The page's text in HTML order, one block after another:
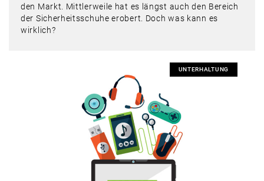
den Markt. Mittlerweile hat es längst auch den Bereich
der Sicherheitsschuhe erobert. Doch was kann es
wirklich?
UNTERHALTUNG